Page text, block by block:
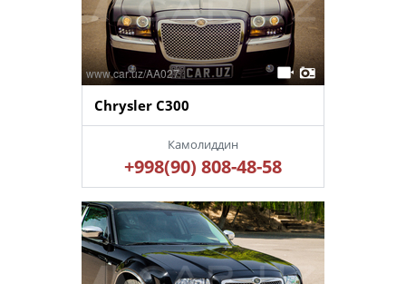
Chrysler C300
Камолиддин
+998(90) 808-48-58